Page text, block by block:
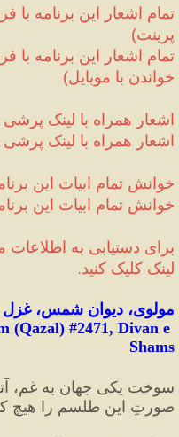
تمام اشعار این برنامه با
پرینت)
تمام اشعار این برنامه با
خواندن با موبایل)
اشعار همراه با لینک
اشعار همراه با لینک پرشی
خوانش تمام ابیات این
خوانش تمام ابیات این
لینک کلیک کنید.
مولوی، دیوان شمس، غزل
(Qazal) #2471, Divan e
Shams
سوخت یکی جهان به غم،
صورتِ این طلسم را هیچ‌ کسی بدید؟ نی